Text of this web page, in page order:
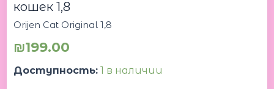
кошек 1,8
Orijen Cat Original 1,8
₪199.00
Доступность: 1 в наличии